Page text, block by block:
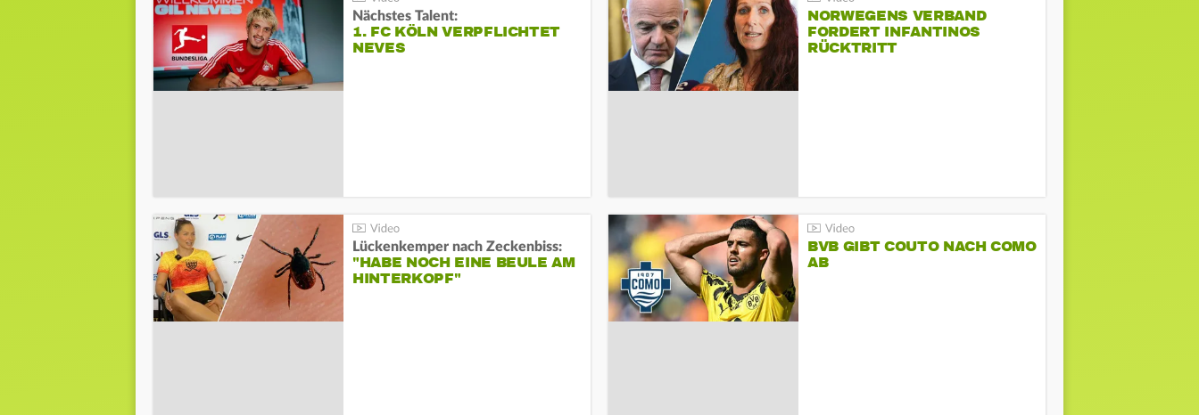
Nächstes Talent:
1. FC KÖLN VERPFLICHTET
NEVES
NORWEGENS VERBAND
FORDERT INFANTINOS
RÜCKTRITT
Lückenkemper nach Zeckenbiss:
"HABE NOCH EINE BEULE AM
HINTERKOPF"
BVB GIBT COUTO NACH COMO
AB